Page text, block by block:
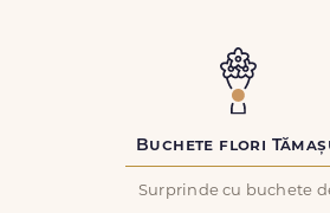
Buchete flori
Surprinde cu buchete